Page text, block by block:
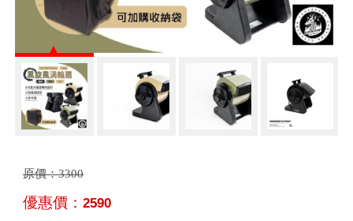
原價：3300
優惠價： 2590